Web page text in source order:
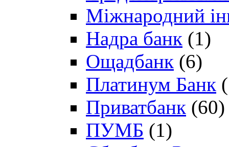
Міжнародний
Надра банк (1)
Ощадбанк (6)
Платинум Банк
Приватбанк (60)
ПУМБ (1)